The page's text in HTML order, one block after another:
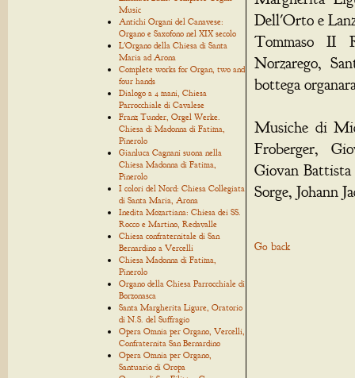
Music
Antichi Organi del Canavese:
Organo e Saxofono nel XIX secolo
L'Organo della Chiesa di Santa
Maria ad Arona
Complete works for Organ, two and
four hands
Dialogo a 4 mani, Chiesa
Parrocchiale di Cavalese
Franz Tunder, Orgel Werke.
Chiesa di Madonna di Fatima,
Pinerolo
Gianluca Cagnani suona nella
Chiesa Madonna di Fatima,
Pinerolo
I colori del Nord: Chiesa Collegiata
di Santa Maria, Arona
Inedita Mozartiana: Chiesa dei SS.
Rocco e Martino, Redavalle
Chiesa confraternitale di San
Bernardino a Vercelli
Chiesa Madonna di Fatima,
Pinerolo
Organo della Chiesa Parrocchiale di
Borzonasca
Santa Margherita Ligure, Oratorio
di N.S. del Suffragio
Opera Omnia per Organo, Vercelli,
Confraternita San Bernardino
Opera Omnia per Organo,
Santuario di Oropa
Dell'Orto e
Tommaso II
Norzarego,
bottega
Musiche di
Froberger,
Giovan
Sorge, Johann
Go back